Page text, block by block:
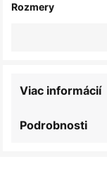
Rozmery
Podrobnosti
Viac informácií